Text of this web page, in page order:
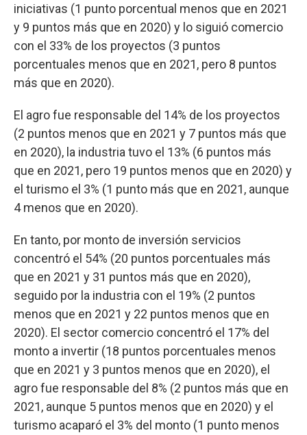
iniciativas (1 punto porcentual menos que en 2021
y 9 puntos más que en 2020) y lo siguió comercio
con el 33% de los proyectos (3 puntos
porcentuales menos que en 2021, pero 8 puntos
más que en 2020).
El agro fue responsable del 14% de los proyectos
(2 puntos menos que en 2021 y 7 puntos más que
en 2020), la industria tuvo el 13% (6 puntos más
que en 2021, pero 19 puntos menos que en 2020) y
el turismo el 3% (1 punto más que en 2021, aunque
4 menos que en 2020).
En tanto, por monto de inversión servicios
concentró el 54% (20 puntos porcentuales más
que en 2021 y 31 puntos más que en 2020),
seguido por la industria con el 19% (2 puntos
menos que en 2021 y 22 puntos menos que en
2020). El sector comercio concentró el 17% del
monto a invertir (18 puntos porcentuales menos
que en 2021 y 3 puntos menos que en 2020), el
agro fue responsable del 8% (2 puntos más que en
2021, aunque 5 puntos menos que en 2020) y el
turismo acaparó el 3% del monto (1 punto menos